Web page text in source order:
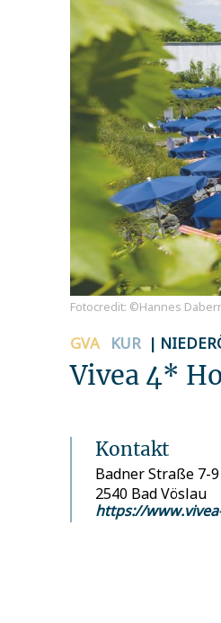
Fotocredit: ©Hannes
GVA KUR |
Vivea 4*
Kontakt
Badner Straße 7-9
2540 Bad Vöslau
https://